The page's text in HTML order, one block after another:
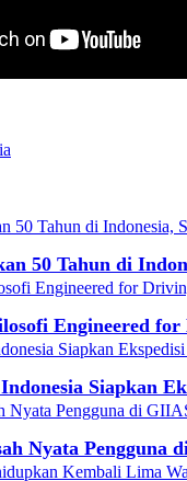
50 Tahun di
Engineered
Siapkan
Nyata Pengguna